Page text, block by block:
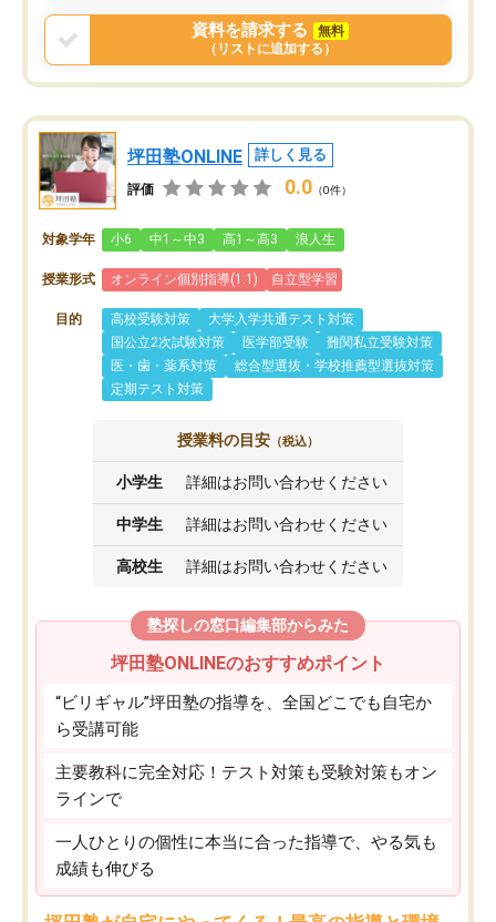
資料を請求する
無料
（リストに追加する）
坪田塾ONLINE 詳しく見る
評価 0.0 （0件）
対象学年 小6 中1～中3 高1～高3 浪人生
授業形式 オンライン個別指導(1:1) 自立型学習
目的 高校受験対策
大学入学共通テスト対策
国公立2次試験対策
医学部受験
難関私立受験対策
医・歯・薬系対策
総合型選抜・学校推薦型選抜対策
定期テスト対策
授業料の目安 （税込）
小学生 詳細はお問い合わせください
中学生 詳細はお問い合わせください
高校生 詳細はお問い合わせください
塾探しの窓口編集部からみた
坪田塾ONLINEのおすすめポイント
“ビリギャル”坪田塾の指導を、全国どこでも自宅か
ら受講可能
主要教科に完全対応！テスト対策も受験対策もオン
ラインで
一人ひとりの個性に本当に合った指導で、やる気も
成績も伸びる